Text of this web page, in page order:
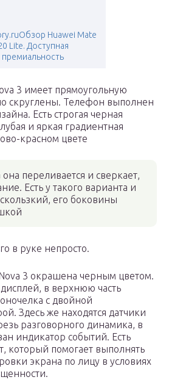
Huawei Mate
Lite. Доступная
премиальность
3 имеет прямоугольную
скруглены. Телефон выполнен
Есть строгая черная
и яркая градиентная
красном цвете
переливается и сверкает,
Есть у такого варианта и
его боковины
в руке непросто.
3 окрашена черным цветом.
в верхнюю часть
с двойной
Здесь же находятся датчики
разговорного динамика, в
индикатор событий. Есть
который помогает выполнять
экрана по лицу в условиях